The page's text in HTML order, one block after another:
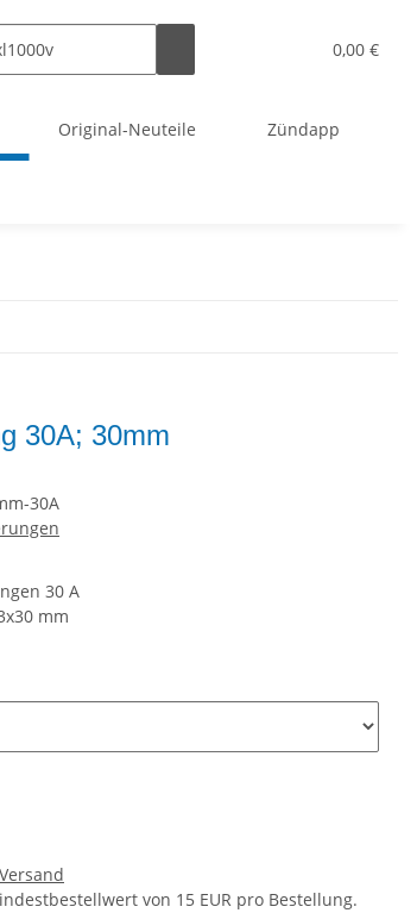
0,00 €
Original-Neuteile Zündapp
30A; 30mm
30A
30 A
mm
Versand
von 15 EUR pro Bestellung.